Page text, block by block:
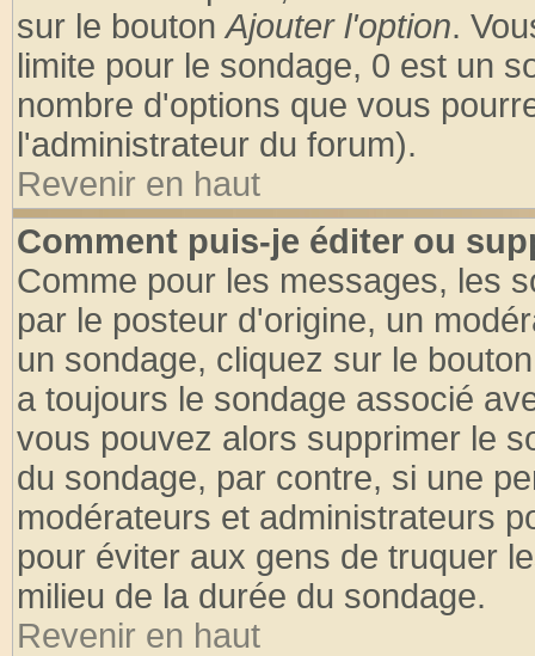
sur le boutonAjouter l'option.
limite pour le sondage, 0 est un
nombre d'options que vous
l'administrateur du forum).
Revenir en haut
Comment puis-je éditer ou
Comme pour les messages, les
par le posteur d'origine, un
un sondage, cliquez sur le
a toujours le sondage associé
vous pouvez alors supprimer le
du sondage, par contre, si une
modérateurs et administrateurs
pour éviter aux gens de truquer
milieu de la durée du sondage.
Revenir en haut